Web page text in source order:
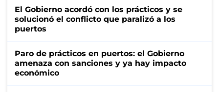
El Gobierno acordó con los prácticos y se
solucionó el conflicto que paralizó a los
puertos
Paro de prácticos en puertos: el Gobierno
amenaza con sanciones y ya hay impacto
económico